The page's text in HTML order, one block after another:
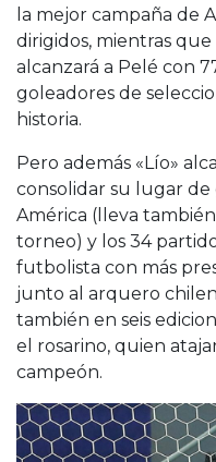
la mejor campaña de
dirigidos, mientras que
alcanzará a Pelé con
goleadores de
historia.
Pero además «Lío»
consolidar su lugar de
América (lleva
torneo) y los 34
futbolista con más
junto al arquero
también en seis
el rosarino, quien
campeón.